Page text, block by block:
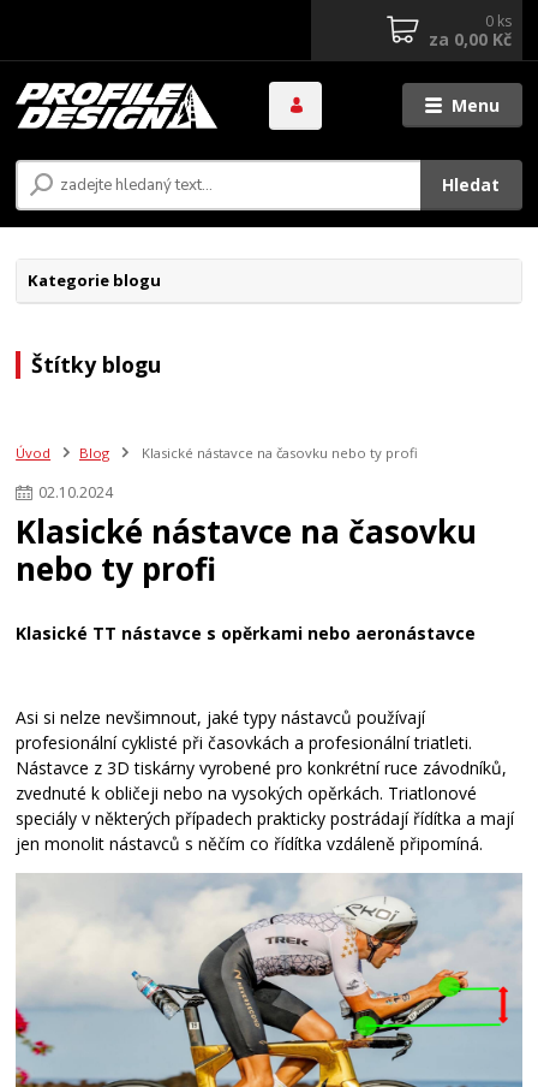
Menu
Hledat
0 ks
za 0,00 Kč
Kategorie blogu
Štítky blogu
Úvod Blog Klasické nástavce na časovku nebo ty profi
02.10.2024
Klasické nástavce na časovku
nebo ty profi
Klasické TT nástavce s opěrkami nebo aeronástavce
Asi si nelze nevšimnout, jaké typy nástavců používají
profesionální cyklisté při časovkách a profesionální triatleti.
Nástavce z 3D tiskárny vyrobené pro konkrétní ruce závodníků,
zvednuté k obličeji nebo na vysokých opěrkách. Triatlonové
speciály v některých případech prakticky postrádají řídítka a mají
jen monolit nástavců s něčím co řídítka vzdáleně připomíná.